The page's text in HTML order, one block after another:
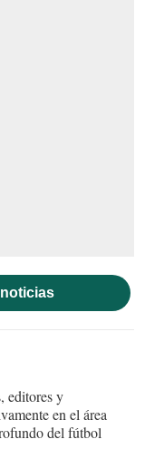
editores y
en el área
del fútbol